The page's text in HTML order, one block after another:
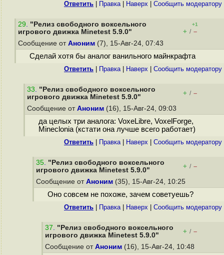
Ответить Правка| Наверх Cообщить модератору
29. "Релиз свободного воксельного
игрового движка Minetest 5.9.0"
+1
+ / –
Сообщение от Аноним (7), 15-Авг-24, 07:43
Сделай хотя бы аналог ванильного майнкрафта
Ответить Правка| Наверх Cообщить модератору
33. "Релиз свободного воксельного
игрового движка Minetest 5.9.0"
+ / –
Сообщение от Аноним (16), 15-Авг-24, 09:03
да целых три аналога: VoxeLibre, VoxelForge,
Mineclonia (кстати она лучше всего работает)
Ответить Правка| Наверх Cообщить модератору
35. "Релиз свободного воксельного
игрового движка Minetest 5.9.0"
+ / –
Сообщение от Аноним (35), 15-Авг-24, 10:25
Оно совсем не похоже, зачем советуешь?
Ответить Правка| Наверх Cообщить модератору
37. "Релиз свободного воксельного
игрового движка Minetest 5.9.0"
+ / –
Сообщение от Аноним (16), 15-Авг-24, 10:48